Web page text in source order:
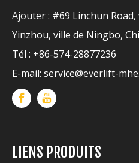
Ajouter : #69 Linchun
Yinzhou, ville de Ningbo,
Tél : +86-574-28877236
E-mail: service@everlift-
LIENS PRODUITS